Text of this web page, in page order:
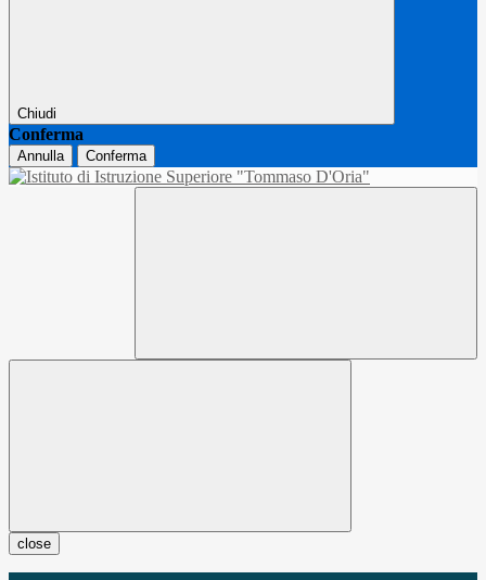
Chiudi
Conferma
Annulla Conferma
close